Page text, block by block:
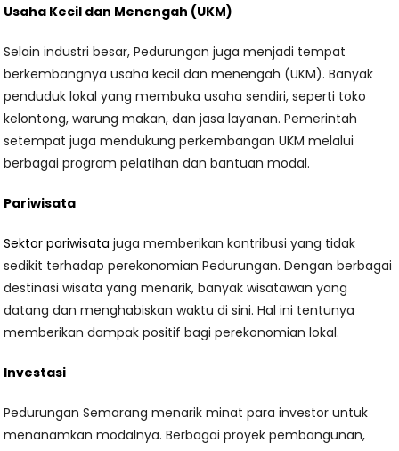
Usaha Kecil dan Menengah (UKM)
Selain industri besar, Pedurungan juga menjadi tempat
berkembangnya usaha kecil dan menengah (UKM). Banyak
penduduk lokal yang membuka usaha sendiri, seperti toko
kelontong, warung makan, dan jasa layanan. Pemerintah
setempat juga mendukung perkembangan UKM melalui
berbagai program pelatihan dan bantuan modal.
Pariwisata
Sektor pariwisata juga memberikan kontribusi yang tidak
sedikit terhadap perekonomian Pedurungan. Dengan berbagai
destinasi wisata yang menarik, banyak wisatawan yang
datang dan menghabiskan waktu di sini. Hal ini tentunya
memberikan dampak positif bagi perekonomian lokal.
Investasi
Pedurungan Semarang menarik minat para investor untuk
menanamkan modalnya. Berbagai proyek pembangunan,